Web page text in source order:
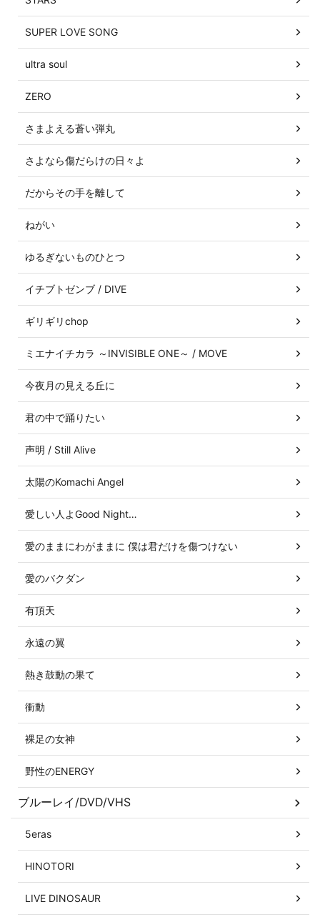
SUPER LOVE SONG
ultra soul
ZERO
さまよえる蒼い弾丸
さよなら傷だらけの日々よ
だからその手を離して
ねがい
ゆるぎないものひとつ
イチブトゼンブ / DIVE
ギリギリchop
ミエナイチカラ ～INVISIBLE ONE～ / MOVE
今夜月の見える丘に
君の中で踊りたい
声明 / Still Alive
太陽のKomachi Angel
愛しい人よGood Night…
愛のままにわがままに 僕は君だけを傷つけない
愛のバクダン
有頂天
永遠の翼
熱き鼓動の果て
衝動
裸足の女神
野性のENERGY
ブルーレイ/DVD/VHS
5eras
HINOTORI
LIVE DINOSAUR